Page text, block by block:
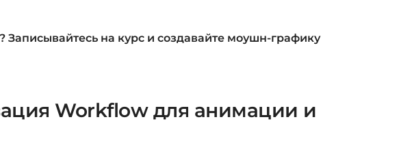
на курс и создавайте моушн-графику
Workflow для анимации и